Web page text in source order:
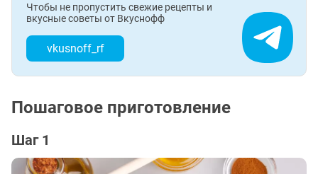
Чтобы не пропустить свежие рецепты и
вкусные советы от Вкуснофф
vkusnoff_rf
Пошаговое приготовление
Шаг 1